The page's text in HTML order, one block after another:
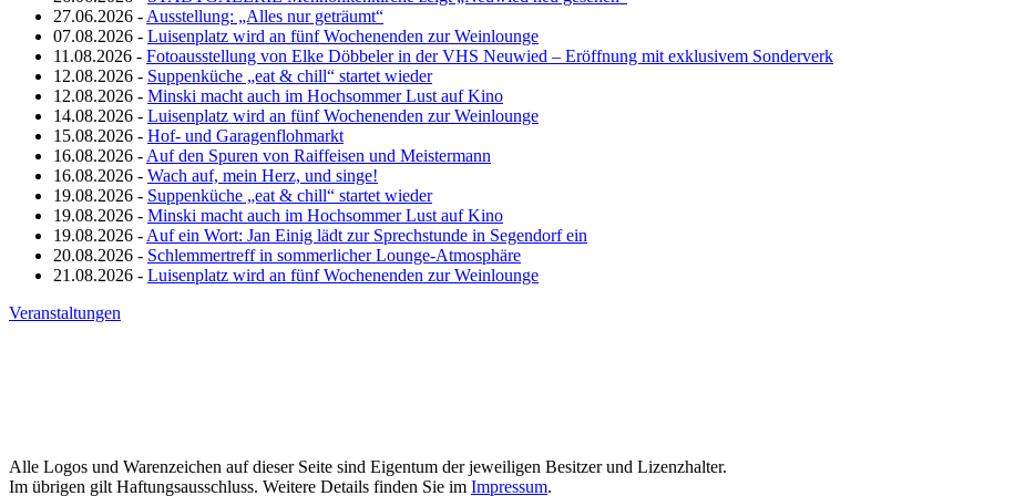
27.06.2026 - Ausstellung: „Alles nur geträumt“
07.08.2026 - Luisenplatz wird an fünf Wochenenden zur Weinlounge
11.08.2026 - Fotoausstellung von Elke Döbbeler in der VHS Neuwied – Eröffnung mit exklusivem Sonderverk
12.08.2026 - Suppenküche „eat & chill“ startet wieder
12.08.2026 - Minski macht auch im Hochsommer Lust auf Kino
14.08.2026 - Luisenplatz wird an fünf Wochenenden zur Weinlounge
15.08.2026 - Hof- und Garagenflohmarkt
16.08.2026 - Auf den Spuren von Raiffeisen und Meistermann
16.08.2026 - Wach auf, mein Herz, und singe!
19.08.2026 - Suppenküche „eat & chill“ startet wieder
19.08.2026 - Minski macht auch im Hochsommer Lust auf Kino
19.08.2026 - Auf ein Wort: Jan Einig lädt zur Sprechstunde in Segendorf ein
20.08.2026 - Schlemmertreff in sommerlicher Lounge-Atmosphäre
21.08.2026 - Luisenplatz wird an fünf Wochenenden zur Weinlounge
Veranstaltungen
Alle Logos und Warenzeichen auf dieser Seite sind Eigentum der jeweiligen Besitzer und Lizenzhalter.
Im übrigen gilt Haftungsausschluss. Weitere Details finden Sie im Impressum.